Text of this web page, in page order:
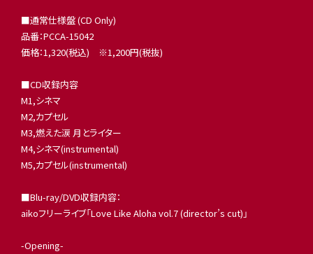
■通常仕様盤 (CD Only)
品番：PCCA-15042
価格：1,320(税込) ※1,200円(税抜)
■CD収録内容
M1,シネマ
M2,カプセル
M3,燃えた涙 月とライター
M4,シネマ(instrumental)
M5,カプセル(instrumental)
■Blu-ray/DVD収録内容：
aikoフリーライブ「Love Like Aloha vol.7 (director’s cut)」
-Opening-